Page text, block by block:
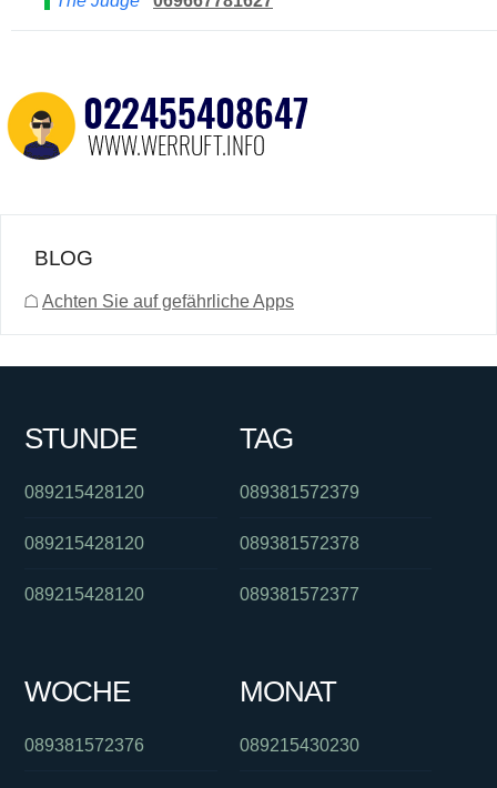
BLOG
☖ Achten Sie auf gefährliche Apps
STUNDE
089215428120
089215428120
089215428120
TAG
089381572379
089381572378
089381572377
WOCHE
089381572376
MONAT
089215430230